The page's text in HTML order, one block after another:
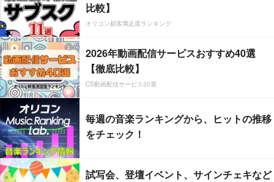
比較】
オリコン顧客満足度ランキング
2026年動画配信サービスおすすめ40選
【徹底比較】
CS動画配信サービス20選
毎週の音楽ランキングから、ヒットの推移
をチェック！
試写会、登壇イベント、サインチェキなど